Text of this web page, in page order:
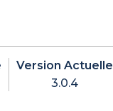
Version Actuelle
3.0.4